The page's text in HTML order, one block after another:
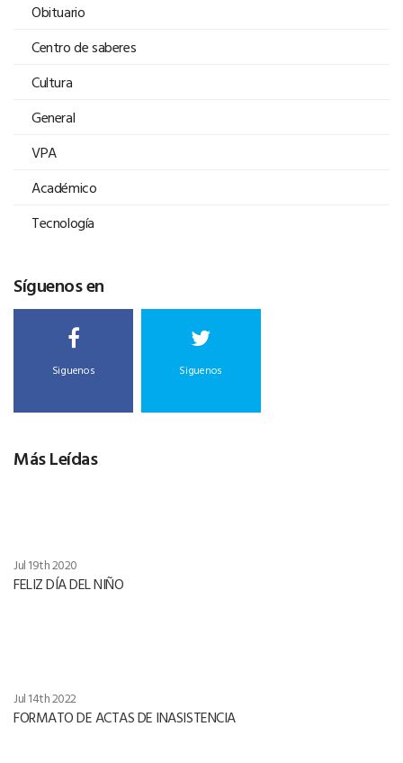
Obituario
Centro de saberes
Cultura
General
VPA
Académico
Tecnología
Síguenos en
Siguenos Siguenos
Más Leídas
Jul 19th 2020
FELIZ DÍA DEL NIÑO
Jul 14th 2022
FORMATO DE ACTAS DE INASISTENCIA